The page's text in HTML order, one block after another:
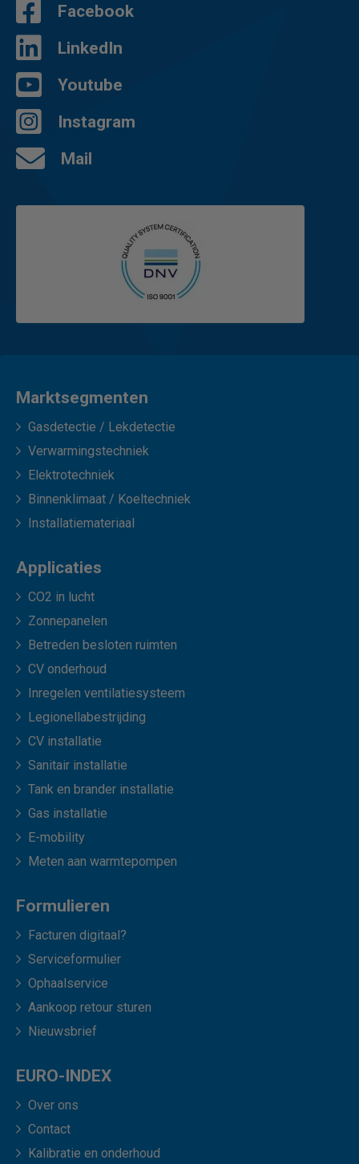
Facebook
LinkedIn
Youtube
Instagram
Mail
Marktsegmenten
Gasdetectie / Lekdetectie
Verwarmingstechniek
Elektrotechniek
Binnenklimaat / Koeltechniek
Installatiemateriaal
Applicaties
CO2 in lucht
Zonnepanelen
Betreden besloten ruimten
CV onderhoud
Inregelen ventilatiesysteem
Legionellabestrijding
CV installatie
Sanitair installatie
Tank en brander installatie
Gas installatie
E-mobility
Meten aan warmtepompen
Formulieren
Facturen digitaal?
Serviceformulier
Ophaalservice
Aankoop retour sturen
Nieuwsbrief
EURO-INDEX
Over ons
Contact
Kalibratie en onderhoud